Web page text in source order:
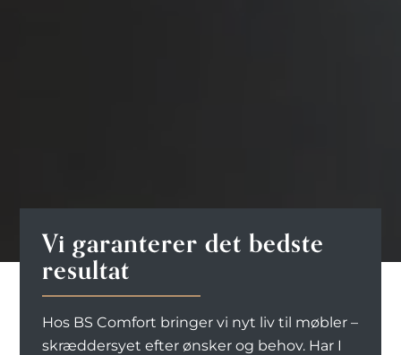
Vi garanterer det bedste
resultat
Hos BS Comfort bringer vi nyt liv til møbler –
skræddersyet efter ønsker og behov. Har I